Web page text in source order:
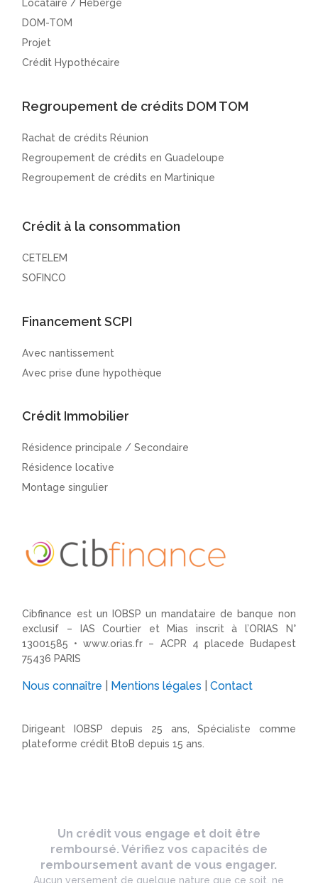
Locataire / Hébergé
DOM-TOM
Projet
Crédit Hypothécaire
Regroupement de crédits DOM TOM
Rachat de crédits Réunion
Regroupement de crédits en Guadeloupe
Regroupement de crédits en Martinique
Crédit à la consommation
CETELEM
SOFINCO
Financement SCPI
Avec nantissement
Avec prise d’une hypothèque
Crédit Immobilier
Résidence principale / Secondaire
Résidence locative
Montage singulier
Cibfinance est un IOBSP un mandataire de banque non
exclusif – IAS Courtier et Mias inscrit à l’ORIAS N°
13001585 •www.orias.fr – ACPR 4 placede Budapest
75436 PARIS
Nous connaître Mentions légales |Contact
Dirigeant IOBSP depuis 25 ans, Spécialiste comme
plateforme crédit BtoB depuis 15 ans.
Un crédit vous engage et doit être
remboursé. Vérifiez vos capacités de
remboursement avant de vous engager.
Aucun versement de quelque nature que ce soit, ne